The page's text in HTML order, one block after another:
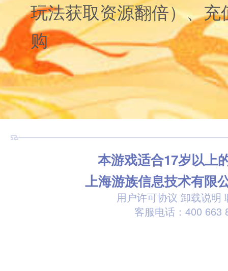
玩法获取资源翻倍）、充
购
本游戏适合17岁以上
上海游族信息技术有限
用户许可协议 卸载说明
客服电话：400 663